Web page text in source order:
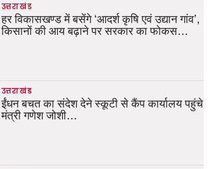
उत्तराखंड
हर विकासखण्ड में बसेंगे ‘आदर्श कृषि एवं उद्यान गांव’,
किसानों की आय बढ़ाने पर सरकार का फोकस…
उत्तराखंड
ईंधन बचत का संदेश देने स्कूटी से कैंप कार्यालय पहुंचे
मंत्री गणेश जोशी…